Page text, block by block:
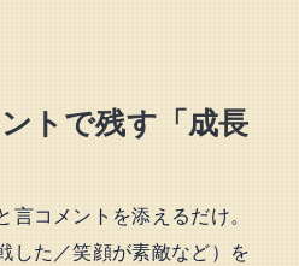
トで残す「成長
コメントを添えるだけ。
した／笑顔が素敵など）を